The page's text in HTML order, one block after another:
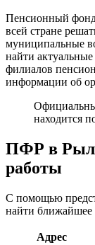
Пенсионный
всей стране
муниципальные
найти
филиалов
информации об
находится
ПФР в
работы
С помощью
найти ближайшее
Адрес